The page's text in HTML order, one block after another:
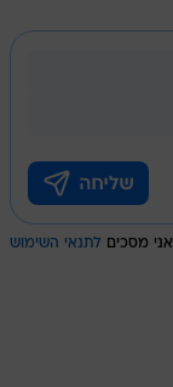
מסכים לתנאי השימוש